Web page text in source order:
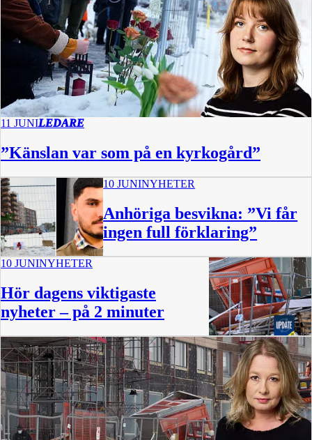
11 JUNILEDARE
”Känslan var som på en kyrkogård”
10 JUNINYHETER
Anhöriga besvikna: ”Vi får
ingen full förklaring”
10 JUNINYHETER
Hör dagens viktigaste
nyheter – på 2 minuter
2:28